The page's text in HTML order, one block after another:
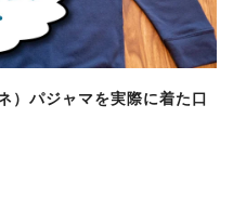
）パジャマを実際に着た口